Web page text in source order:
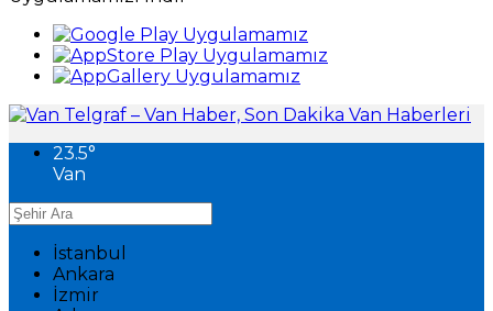
23.5°
Van
İstanbul
Ankara
İzmir